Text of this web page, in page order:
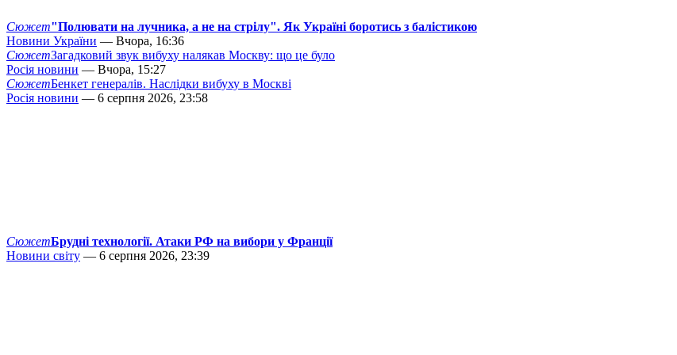
Сюжет"Полювати на лучника, а не на стрілу". Як Україні боротись з балістикою
Новини України — Вчора, 16:36
СюжетЗагадковий звук вибуху налякав Москву: що це було
Росія новини — Вчора, 15:27
СюжетБенкет генералів. Наслідки вибуху в Москві
Росія новини — 6 серпня 2026, 23:58
СюжетБрудні технології. Атаки РФ на вибори у Франції
Новини світу — 6 серпня 2026, 23:39